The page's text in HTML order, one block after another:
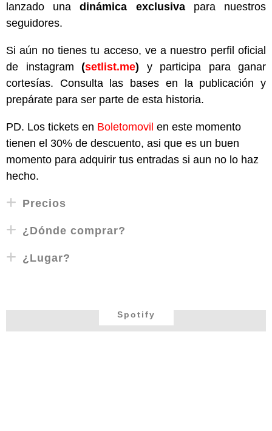
lanzado unadinámica exclusivapara nuestros
seguidores.
Si aún no tienes tu acceso, ve a nuestro perfil oficial
de instagram (setlist.me) y participa para ganar
cortesías. Consulta las bases en la publicación y
prepárate para ser parte de esta historia.
PD. Los tickets en Boletomovil en este momento
tienen el 30% de descuento, asi que es un buen
momento para adquirir tus entradas si aun no lo haz
hecho.
Precios
¿Dónde comprar?
¿Lugar?
Spotify